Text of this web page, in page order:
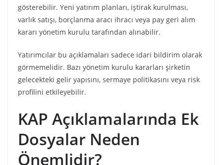
gösterebilir. Yeni yatırım planları, iştirak kurulması,
varlık satışı, borçlanma aracı ihracı veya pay geri alım
kararı yönetim kurulu tarafından alınabilir.
Yatırımcılar bu açıklamaları sadece idari bildirim olarak
görmemelidir. Bazı yönetim kurulu kararları şirketin
gelecekteki gelir yapısını, sermaye politikasını veya risk
profilini etkileyebilir.
KAP Açıklamalarında Ek
Dosyalar Neden
Önemlidir?